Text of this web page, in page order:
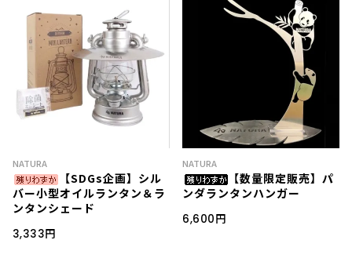
NATURA
【SDGs企画】シル
バー小型オイルランタン＆ラ
ンタンシェード
3,333円
NATURA
【数量限定販売】パ
ンダランタンハンガー
6,600円